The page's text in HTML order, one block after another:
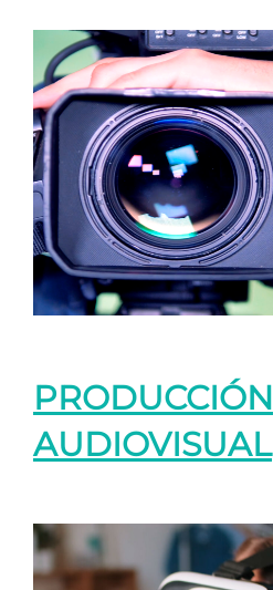
PRODUCCIÓN
AUDIOVISUAL